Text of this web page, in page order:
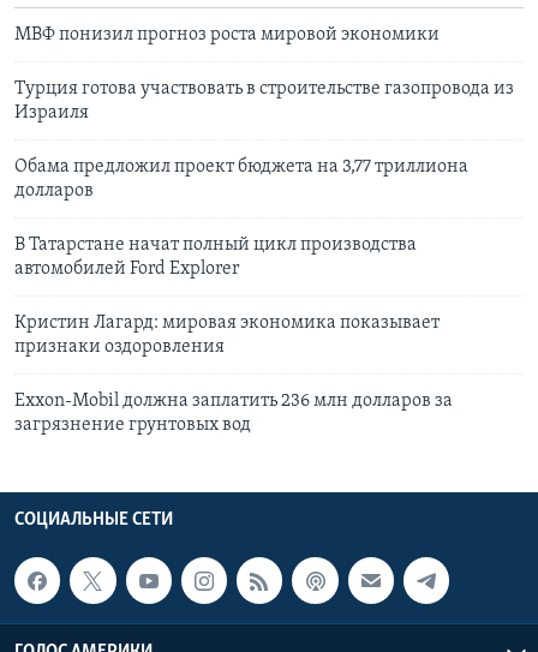
МВФ понизил прогноз роста мировой экономики
Турция готова участвовать в строительстве газопровода из
Израиля
Обама предложил проект бюджета на 3,77 триллиона
долларов
В Татарстане начат полный цикл производства
автомобилей Ford Explorer
Кристин Лагард: мировая экономика показывает
признаки оздоровления
Exxon-Mobil должна заплатить 236 млн долларов за
загрязнение грунтовых вод
СОЦИАЛЬНЫЕ СЕТИ